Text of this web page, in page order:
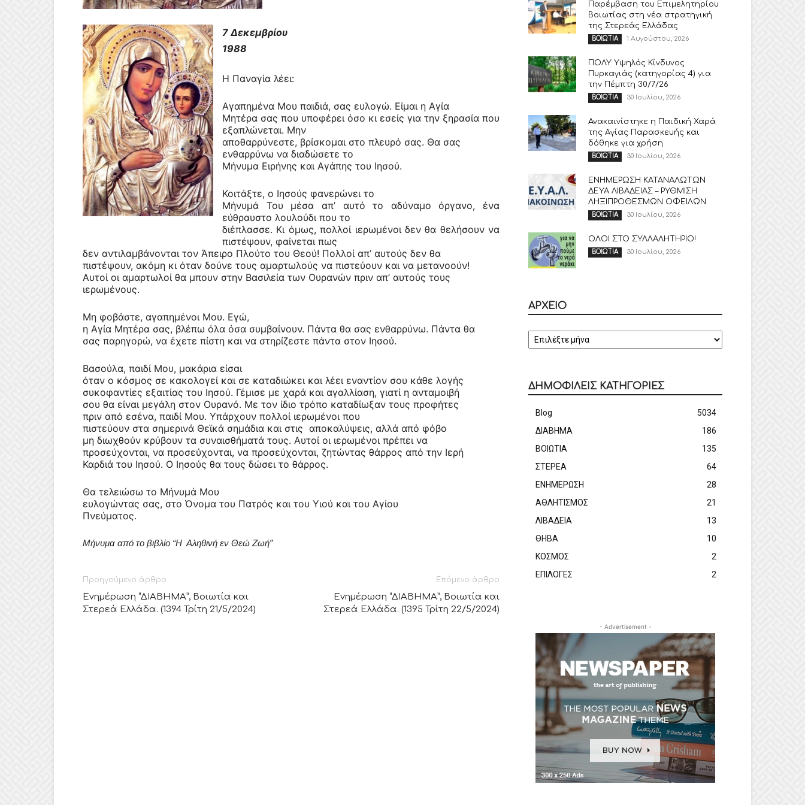
7 Δεκεμβρίου
1988
Η Παναγία λέει:
Αγαπημένα Μου παιδιά, σας ευλογώ. Είμαι η Αγία
Μητέρα σας που υποφέρει όσο κι εσείς για την ξηρασία που
εξαπλώνεται. Μην
αποθαρρύνεστε, βρίσκομαι στο πλευρό σας. Θα σας
ενθαρρύνω να διαδώσετε το
Μήνυμα Ειρήνης και Αγάπης του Ιησού.
Κοιτάξτε, ο Ιησούς φανερώνει το
Μήνυμά Του μέσα απ’ αυτό το αδύναμο όργανο, ένα
εύθραυστο λουλούδι που το
διέπλασσε. Κι όμως, πολλοί ιερωμένοι δεν θα θελήσουν να
πιστέψουν, φαίνεται πως
δεν αντιλαμβάνονται τον Άπειρο Πλούτο του Θεού! Πολλοί απ’ αυτούς δεν θα
πιστέψουν, ακόμη κι όταν δούνε τους αμαρτωλούς να πιστεύουν και να μετανοούν!
Αυτοί οι αμαρτωλοί θα μπουν στην Βασιλεία των Ουρανών πριν απ’ αυτούς τους
ιερωμένους.
Mη φοβάστε, αγαπημένοι Μου. Εγώ,
η Αγία Μητέρα σας, βλέπω όλα όσα συμβαίνουν. Πάντα θα σας ενθαρρύνω. Πάντα θα
σας παρηγορώ, να έχετε πίστη και να στηρίζεστε πάντα στον Ιησού.
Βασούλα, παιδί Μου, μακάρια είσαι
όταν ο κόσμος σε κακολογεί και σε καταδιώκει και λέει εναντίον σου κάθε λογής
συκοφαντίες εξαιτίας του Ιησού. Γέμισε με χαρά και αγαλλίαση, γιατί η ανταμοιβή
σου θα είναι μεγάλη στον Ουρανό. Με τον ίδιο τρόπο καταδίωξαν τους προφήτες
πριν από εσένα, παιδί Μου. Υπάρχουν πολλοί ιερωμένοι που
πιστεύουν στα σημερινά Θεϊκά σημάδια και στις αποκαλύψεις, αλλά από φόβο
μη διωχθούν κρύβουν τα συναισθήματά τους. Αυτοί οι ιερωμένοι πρέπει να
προσεύχονται, να προσεύχονται, να προσεύχονται, ζητώντας θάρρος από την Ιερή
Καρδιά του Ιησού. O Ιησούς θα τους δώσει το θάρρος.
Θα τελειώσω το Μήνυμά Μου
ευλογώντας σας, στο Όνομα του Πατρός και του Υιού και του Αγίου
Πνεύματος.
Μήνυμα από το βιβλίο “Η Αληθινή εν Θεώ Ζωή”
Προηγούμενο άρθρο
Ενημέρωση “ΔΙΑΒΗΜΑ”, Βοιωτία και
Στερεά Ελλάδα. (1394 Τρίτη 21/5/2024)
Επόμενο άρθρο
Ενημέρωση “ΔΙΑΒΗΜΑ”, Βοιωτία και
Στερεά Ελλάδα. (1395 Τρίτη 22/5/2024)
Παρέμβαση του Επιμελητηρίου
Βοιωτίας στη νέα στρατηγική
της Στερεάς Ελλάδας
ΒΟΙΩΤΙΑ 1 Αυγούστου, 2026
ΠΟΛΥ Υψηλός Κίνδυνος
Πυρκαγιάς (κατηγορίας 4) για
την Πέμπτη 30/7/26
ΒΟΙΩΤΙΑ 30 Ιουλίου, 2026
Ανακαινίστηκε η Παιδική Χαρά
της Αγίας Παρασκευής και
δόθηκε για χρήση
ΒΟΙΩΤΙΑ 30 Ιουλίου, 2026
ΕΝΗΜΕΡΩΣΗ ΚΑΤΑΝΑΛΩΤΩΝ
ΔΕΥΑ ΛΙΒΑΔΕΙΑΣ – ΡΥΘΜΙΣΗ
ΛΗΞΙΠΡΟΘΕΣΜΩΝ ΟΦΕΙΛΩΝ
ΒΟΙΩΤΙΑ 30 Ιουλίου, 2026
ΟΛΟΙ ΣΤΟ ΣΥΛΛΑΛΗΤΗΡΙΟ!
ΒΟΙΩΤΙΑ 30 Ιουλίου, 2026
ΑΡΧΕΙΟ
ΔΗΜΟΦΙΛΕΙΣ ΚΑΤΗΓΟΡΙΕΣ
Blog
5034
ΔΙΑΒΗΜΑ
186
ΒΟΙΩΤΙΑ
135
ΣΤΕΡΕΑ
64
ΕΝΗΜΕΡΩΣΗ
28
ΑΘΛΗΤΙΣΜΟΣ
21
ΛΙΒΑΔΕΙΑ
13
ΘΗΒΑ
10
ΚΟΣΜΟΣ
2
ΕΠΙΛΟΓΕΣ
2
- Advertisement -